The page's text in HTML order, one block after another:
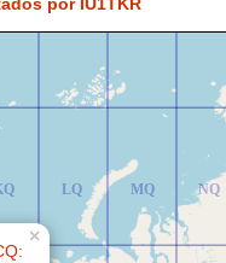
LQ MQ NQ
×